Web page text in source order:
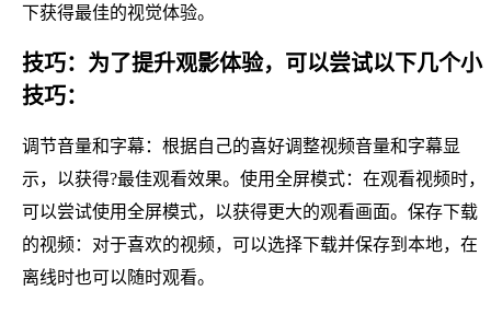
下获得最佳的视觉体验。
技巧：为了提升观影体验，可以尝试以下几个小
技巧：
调节音量和字幕：根据自己的喜好调整视频音量和字幕显
示，以获得?最佳观看效果。使用全屏模式：在观看视频时，
可以尝试使用全屏模式，以获得更大的观看画面。保存下载
的视频：对于喜欢的视频，可以选择下载并保存到本地，在
离线时也可以随时观看。